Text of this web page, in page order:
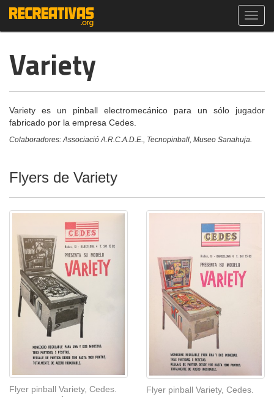
Variety
Variety es un pinball electromecánico para un sólo jugador
fabricado por la empresa Cedes.
Colaboradores: Associació A.R.C.A.D.E., Tecnopinball, Museo Sanahuja.
Flyers de Variety
Flyer pinball Variety, Cedes. Flyer pinball Variety, Cedes.